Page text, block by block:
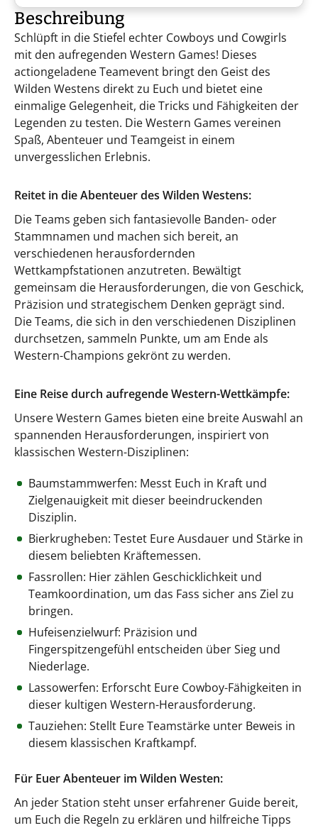
Beschreibung
Schlüpft in die Stiefel echter Cowboys und Cowgirls
mit den aufregenden Western Games! Dieses
actiongeladene Teamevent bringt den Geist des
Wilden Westens direkt zu Euch und bietet eine
einmalige Gelegenheit, die Tricks und Fähigkeiten der
Legenden zu testen. Die Western Games vereinen
Spaß, Abenteuer und Teamgeist in einem
unvergesslichen Erlebnis.
Reitet in die Abenteuer des Wilden Westens:
Die Teams geben sich fantasievolle Banden- oder
Stammnamen und machen sich bereit, an
verschiedenen herausfordernden
Wettkampfstationen anzutreten. Bewältigt
gemeinsam die Herausforderungen, die von Geschick,
Präzision und strategischem Denken geprägt sind.
Die Teams, die sich in den verschiedenen Disziplinen
durchsetzen, sammeln Punkte, um am Ende als
Western-Champions gekrönt zu werden.
Eine Reise durch aufregende Western-Wettkämpfe:
Unsere Western Games bieten eine breite Auswahl an
spannenden Herausforderungen, inspiriert von
klassischen Western-Disziplinen:
Baumstammwerfen: Messt Euch in Kraft und
Zielgenauigkeit mit dieser beeindruckenden
Disziplin.
Bierkrugheben: Testet Eure Ausdauer und Stärke in
diesem beliebten Kräftemessen.
Fassrollen: Hier zählen Geschicklichkeit und
Teamkoordination, um das Fass sicher ans Ziel zu
bringen.
Hufeisenzielwurf: Präzision und
Fingerspitzengefühl entscheiden über Sieg und
Niederlage.
Lassowerfen: Erforscht Eure Cowboy-Fähigkeiten in
dieser kultigen Western-Herausforderung.
Tauziehen: Stellt Eure Teamstärke unter Beweis in
diesem klassischen Kraftkampf.
Für Euer Abenteuer im Wilden Westen:
An jeder Station steht unser erfahrener Guide bereit,
um Euch die Regeln zu erklären und hilfreiche Tipps